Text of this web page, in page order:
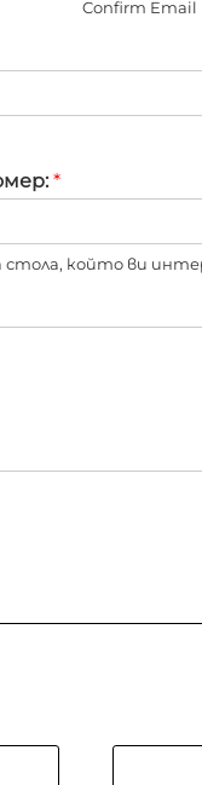
Confirm Email
*
който ви